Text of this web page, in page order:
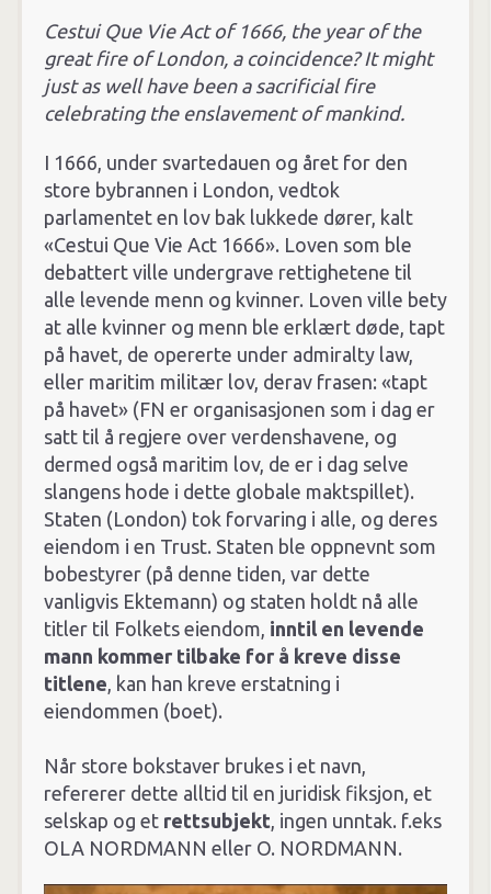
Cestui Que Vie Act of 1666, the year of the
great fire of London, a coincidence? It might
just as well have been a sacrificial fire
celebrating the enslavement of mankind.
I 1666, under svartedauen og året for den
store bybrannen i London, vedtok
parlamentet en lov bak lukkede dører, kalt
«Cestui Que Vie Act 1666». Loven som ble
debattert ville undergrave rettighetene til
alle levende menn og kvinner. Loven ville bety
at alle kvinner og menn ble erklært døde, tapt
på havet, de opererte under admiralty law,
eller maritim militær lov, derav frasen: «tapt
på havet» (FN er organisasjonen som i dag er
satt til å regjere over verdenshavene, og
dermed også maritim lov, de er i dag selve
slangens hode i dette globale maktspillet).
Staten (London) tok forvaring i alle, og deres
eiendom i en Trust. Staten ble oppnevnt som
bobestyrer (på denne tiden, var dette
vanligvis Ektemann) og staten holdt nå alle
titler til Folkets eiendom, inntil en levende
mann kommer tilbake for å kreve disse
titlene , kan han kreve erstatning i
eiendommen (boet).
Når store bokstaver brukes i et navn,
refererer dette alltid til en juridisk fiksjon, et
selskap og et rettsubjekt , ingen unntak. f.eks
OLA NORDMANN eller O. NORDMANN.